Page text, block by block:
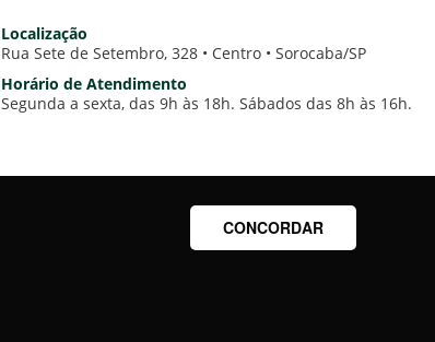
Localização
Rua Sete de Setembro, 328 • Centro • Sorocaba/SP
Horário de Atendimento
Segunda a sexta, das 9h às 18h. Sábados das 8h às 16h.
CONCORDAR